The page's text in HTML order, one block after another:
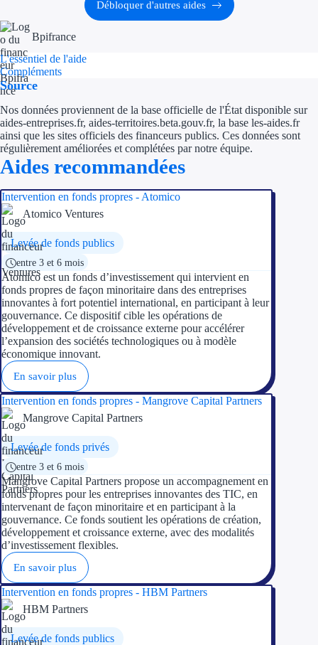
Aides Région
Aides Région
Couvertures
Aides Nationales
Recherche autonome
Accompagnement
Blog
Contactez-nous
Débloquer d'autres aides
Bpifrance
L'essentiel de l'aide
Compléments
Source
Nos données proviennent de la base officielle de l'État disponible sur
aides-entreprises.fr, aides-territoires.beta.gouv.fr, la base les-aides.fr
ainsi que les sites officiels des financeurs publics. Ces données sont
régulièrement améliorées et complétées par notre équipe.
Aides recommandées
Intervention en fonds propres - Atomico
Atomico Ventures
Levée de fonds publics
entre 3 et 6 mois
Atomico est un fonds d’investissement qui intervient en
fonds propres de façon minoritaire dans des entreprises
innovantes à fort potentiel international, en participant à leur
gouvernance. Ce dispositif cible les opérations de
développement et de croissance externe pour accélérer
l’expansion des sociétés technologiques ou à modèle
économique innovant.
En savoir plus
Intervention en fonds propres - Mangrove Capital Partners
Mangrove Capital Partners
Levée de fonds privés
entre 3 et 6 mois
Mangrove Capital Partners propose un accompagnement en
fonds propres pour les entreprises innovantes des TIC, en
intervenant de façon minoritaire et en participant à la
gouvernance. Ce fonds soutient les opérations de création,
développement et croissance externe, avec des modalités
d’investissement flexibles.
En savoir plus
Intervention en fonds propres - HBM Partners
HBM Partners
Levée de fonds publics